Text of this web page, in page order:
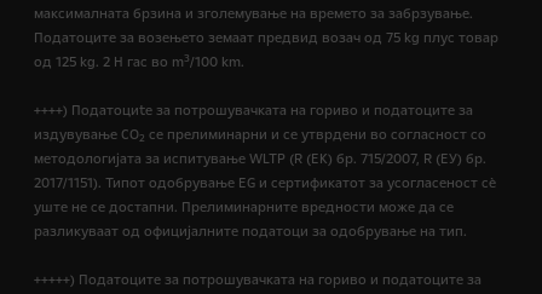
максималната брзина и зголемување на времето за забрзување.
Податоците за возењето земаат предвид возач од 75 kg плус товар
од 125 kg. 2 H гас во m3/100 km.
++++) Податоциte за потрошувачката на гориво и податоците за
издувување CO2 се прелиминарни и се утврдени во согласност со
методологијата за испитување WLTP (R (EК) бр. 715/2007, R (ЕУ) бр.
2017/1151). Типот одобрување EG и сертификатот за усогласеност сѐ
уште не се достапни. Прелиминарните вредности може да се
разликуваат од официјалните податоци за одобрување на тип.
+++++) Податоците за потрошувачката на гориво и податоците за